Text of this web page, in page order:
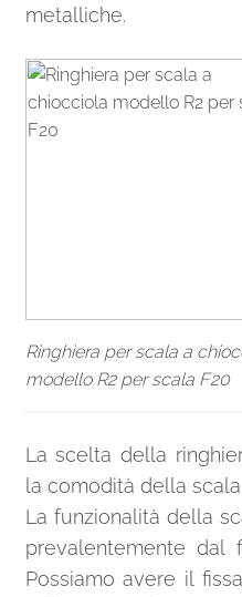
metalliche.
Ringhiera per scala a
modello R2 per scala F20
La scelta della
la comodità della
La funzionalità della
prevalentemente dal
Possiamo avere il